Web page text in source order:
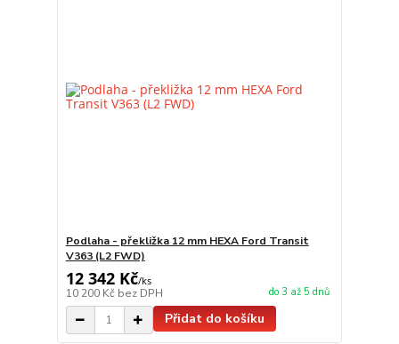
Podlaha - překližka 12 mm HEXA Ford Transit
V363 (L2 FWD)
12 342 Kč/ks
10 200 Kč bez DPH do 3 až 5 dnů
Přidat do košíku